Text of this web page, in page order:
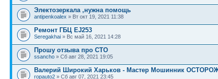
Электозеркала ,нужна помощь
antipenkoalex » Вт окт 19, 2021 11:38
Ремонт ГБЦ EJ253
Seregakhai » Вс май 16, 2021 14:28
Прошу отзыва про СТО
ssancho » Сб авг 28, 2021 19:05
Валерий Широкий Харьков - Мастер Мошинник
ropauto2 » Сб авг 07, 2021 23:45